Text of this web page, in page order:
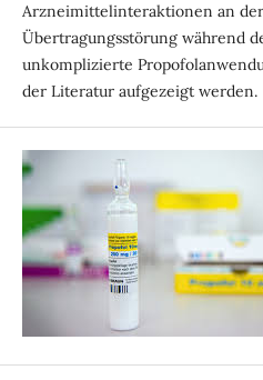
Arzneimittelinteraktionen an
Übertragungsstörung während
unkomplizierte
der Literatur aufgezeigt werden.